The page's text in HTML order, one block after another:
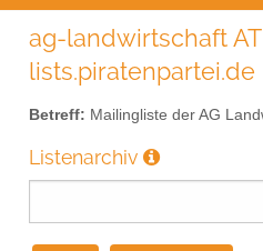
ag-landwirtschaft AT
lists.piratenpartei.de
Betreff: Mailingliste der AG
Listenarchiv